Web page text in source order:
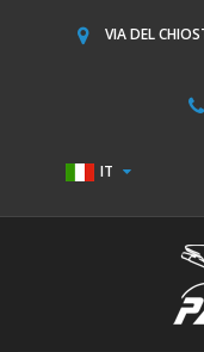
VIA DEL
IT